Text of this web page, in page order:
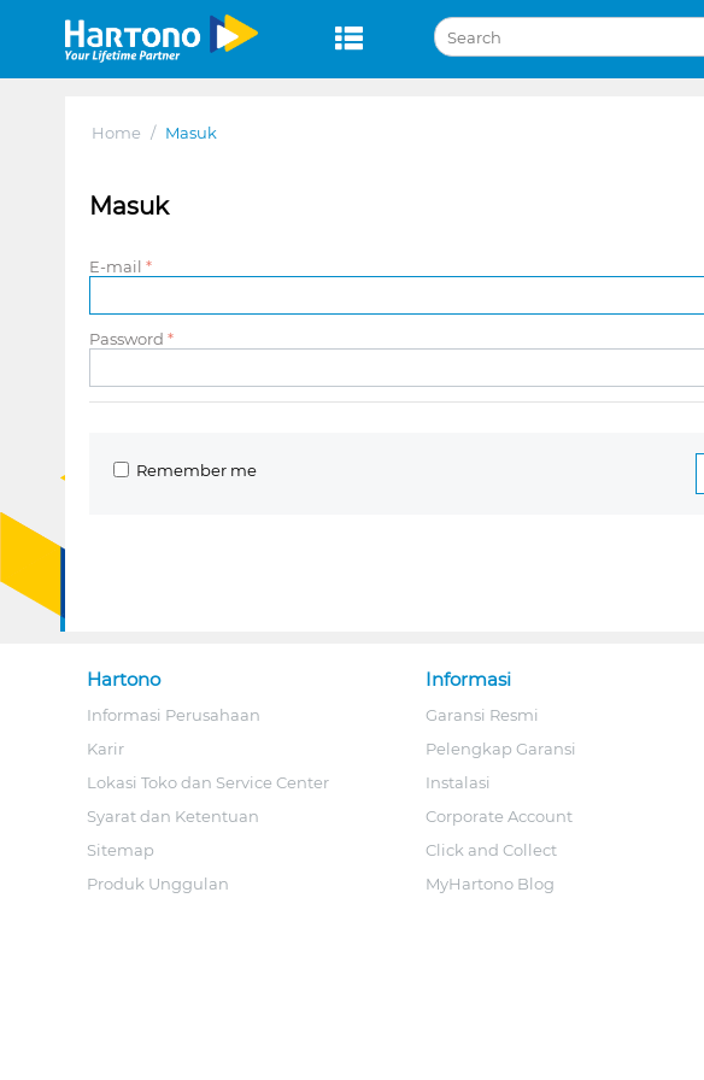
Home / Masuk
Masuk
E-mail
Password
Remember me
Hartono
Informasi Perusahaan
Karir
Lokasi Toko dan Service Center
Syarat dan Ketentuan
Sitemap
Produk Unggulan
Informasi
Garansi Resmi
Pelengkap Garansi
Instalasi
Corporate Account
Click and Collect
MyHartono Blog